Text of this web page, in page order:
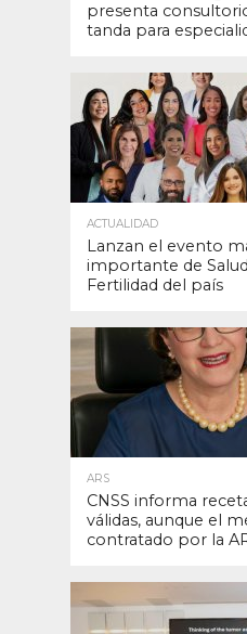
presenta
tanda para
ACTUALIDAD
Lanzan el evento
importante de
Fertilidad del país
ARS
CNSS informa
válidas, aunque el
contratado por la